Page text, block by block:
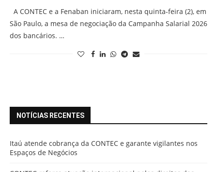
A CONTEC e a Fenaban iniciaram, nesta quinta-feira (2), em
São Paulo, a mesa de negociação da Campanha Salarial 2026
dos bancários. …
NOTÍCIAS RECENTES
Itaú atende cobrança da CONTEC e garante vigilantes nos
Espaços de Negócios